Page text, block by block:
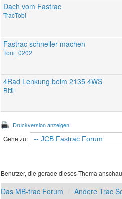
Dach vom Fastrac
TracTobi
Fastrac schneller machen
Toni_0202
4Rad Lenkung beim 2135 4WS
Ritti
Druckversion anzeigen
Gehe zu:
Benutzer, die gerade dieses Thema
Das MB-trac Forum Andere Trac